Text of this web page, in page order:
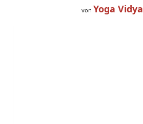
von Yoga Vidya